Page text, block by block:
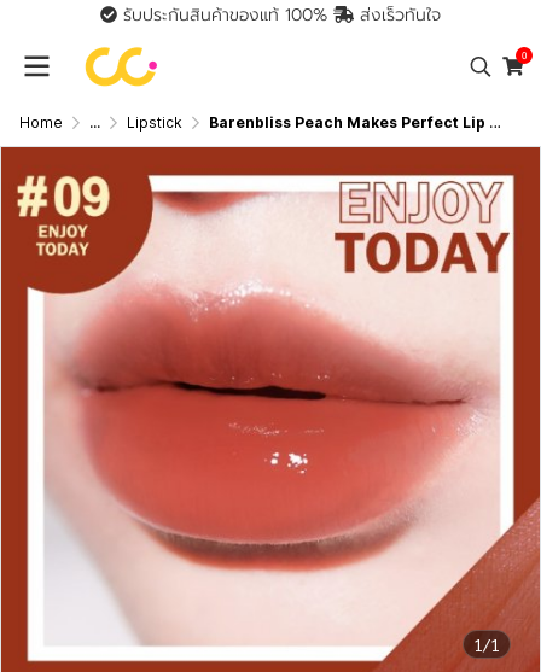
รับประกันสินค้าของแท้ 100% ส่งเร็วทันใจ
0
Home ... Lipstick Barenbliss Peach Makes Perfect Lip Tint แบร์แอนด์บลิซ พีช เมกส์ เพอร์เฟกต์ ลิปทินต์ 3มล.
1/1